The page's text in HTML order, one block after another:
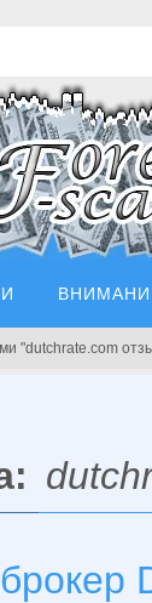
"dutchrate.com